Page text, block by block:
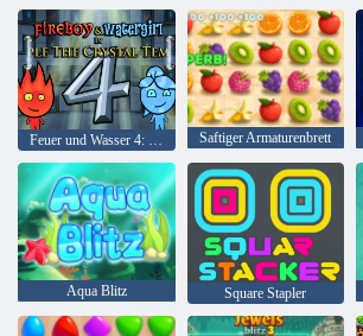
Saftiger Armaturenbrett
Aqua Blitz Square Stapler